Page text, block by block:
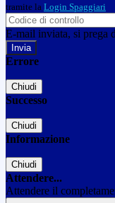
tramite la Login Spaggiari
E-mail inviata, si prega
Errore
Chiudi
Successo
Chiudi
Informazione
Chiudi
Attendere...
Attendere il